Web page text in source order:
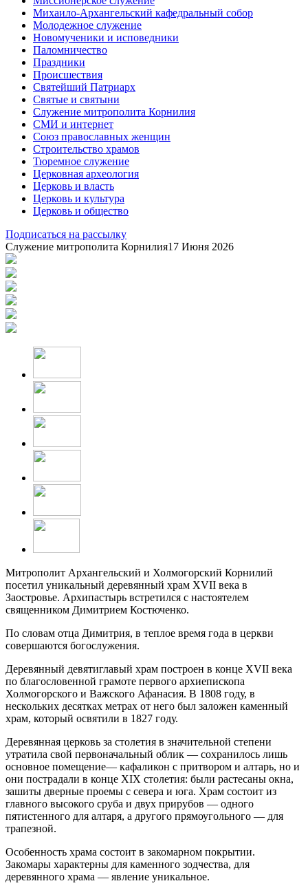
Михаило-Архангельский кафедральный собор
Молодежное служение
Новомученики и исповедники
Паломничество
Праздники
Происшествия
Святейший Патриарх
Святые и святыни
Служение митрополита Корнилия
СМИ и интернет
Союз православных женщин
Строительство храмов
Тюремное служение
Церковная археология
Церковь и власть
Церковь и культура
Церковь и общество
Подписаться на рассылку
Служение митрополита Корнилия17 Июня 2026
Митрополит Архангельский и Холмогорский Корнилий
посетил уникальный деревянный храм XVII века в
Заостровье. Архипастырь встретился с настоятелем
священником Димитрием Костюченко.
По словам отца Димитрия, в теплое время года в церкви
совершаются богослужения.
Деревянный девятиглавый храм построен в конце XVII века
по благословенной грамоте первого архиепископа
Холмогорского и Важского Афанасия. В 1808 году, в
нескольких десятках метрах от него был заложен каменный
храм, который освятили в 1827 году.
Деревянная церковь за столетия в значительной степени
утратила свой первоначальный облик — сохранилось лишь
основное помещение— кафаликон с притвором и алтарь, но и
они пострадали в конце XIX столетия: были растесаны окна,
зашиты дверные проемы с севера и юга. Храм состоит из
главного высокого сруба и двух прирубов — одного
пятистенного для алтаря, а другого прямоугольного — для
трапезной.
Особенность храма состоит в закомарном покрытии.
Закомары характерны для каменного зодчества, для
деревянного храма — явление уникальное.